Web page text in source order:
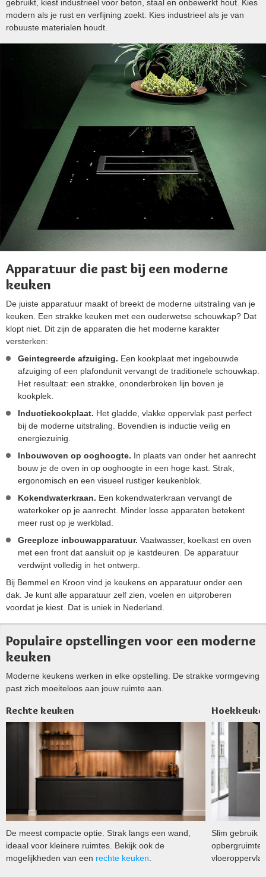
gebruikt, kiest industrieel voor beton, staal en onbewerkt hout. Kies
modern als je rust en verfijning zoekt. Kies industrieel als je van
robuuste materialen houdt.
Apparatuur die past bij een moderne
keuken
De juiste apparatuur maakt of breekt de moderne uitstraling van je
keuken. Een strakke keuken met een ouderwetse schouwkap? Dat
klopt niet. Dit zijn de apparaten die het moderne karakter
versterken:
Geintegreerde afzuiging. Een kookplaat met ingebouwde
afzuiging of een plafondunit vervangt de traditionele schouwkap.
Het resultaat: een strakke, ononderbroken lijn boven je
kookplek.
Inductiekookplaat. Het gladde, vlakke oppervlak past perfect
bij de moderne uitstraling. Bovendien is inductie veilig en
energiezuinig.
Inbouwoven op ooghoogte. In plaats van onder het aanrecht
bouw je de oven in op ooghoogte in een hoge kast. Strak,
ergonomisch en een visueel rustiger keukenblok.
Kokendwaterkraan. Een kokendwaterkraan vervangt de
waterkoker op je aanrecht. Minder losse apparaten betekent
meer rust op je werkblad.
Greeploze inbouwapparatuur. Vaatwasser, koelkast en oven
met een front dat aansluit op je kastdeuren. De apparatuur
verdwijnt volledig in het ontwerp.
Bij Bemmel en Kroon vind je keukens en apparatuur onder een
dak. Je kunt alle apparatuur zelf zien, voelen en uitproberen
voordat je kiest. Dat is uniek in Nederland.
Populaire opstellingen voor een moderne
keuken
Moderne keukens werken in elke opstelling. De strakke vormgeving
past zich moeiteloos aan jouw ruimte aan.
Rechte keuken
De meest compacte optie. Strak langs een wand,
ideaal voor kleinere ruimtes. Bekijk ook de
mogelijkheden van een rechte keuken
Slim gebruik
opbergruimte